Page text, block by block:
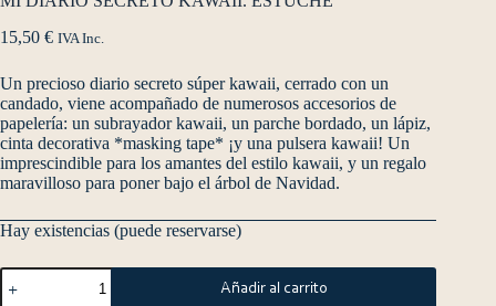
15,50 € IVA Inc.
Un precioso diario secreto súper kawaii, cerrado con un
candado, viene acompañado de numerosos accesorios de
papelería: un subrayador kawaii, un parche bordado, un lápiz,
cinta decorativa *masking tape* ¡y una pulsera kawaii! Un
imprescindible para los amantes del estilo kawaii, y un regalo
maravilloso para poner bajo el árbol de Navidad.
Hay existencias (puede reservarse)
Añadir al carrito